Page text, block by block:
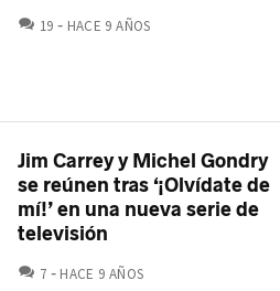
19 COMENTARIOS
HACE 9 AÑOS
Jim Carrey y Michel Gondry
se reúnen tras ‘¡Olvídate de
mí!’ en una nueva serie de
televisión
7 COMENTARIOS
HACE 9 AÑOS